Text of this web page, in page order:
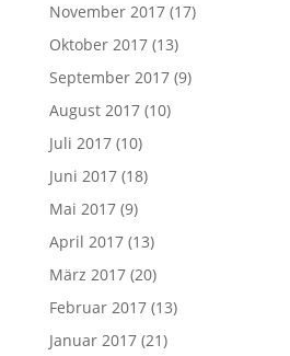
November 2017(17)
Oktober 2017(13)
September 2017(9)
August 2017(10)
Juli 2017(10)
Juni 2017(18)
Mai 2017(9)
April 2017(13)
März 2017(20)
Februar 2017(13)
Januar 2017(21)